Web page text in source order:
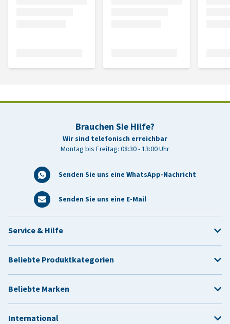
Brauchen Sie Hilfe?
Wir sind telefonisch erreichbar
Montag bis Freitag: 08:30 - 13:00 Uhr
Senden Sie uns eine WhatsApp-Nachricht
Senden Sie uns eine E-Mail
Service & Hilfe
Beliebte Produktkategorien
Beliebte Marken
International